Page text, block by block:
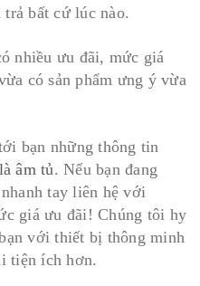
bất cứ lúc nào.
nhiều ưu đãi, mức giá
có sản phẩm ưng ý vừa
bạn những thông tin
âm tủ. Nếu bạn đang
tay liên hệ với
giá ưu đãi! Chúng tôi hy
với thiết bị thông minh
tiện ích hơn.